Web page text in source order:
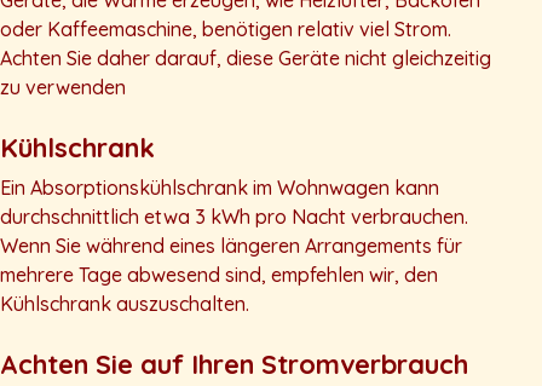
oder Kaffeemaschine, benötigen relativ viel Strom.
Achten Sie daher darauf, diese Geräte nicht gleichzeitig
zu verwenden
Kühlschrank
Ein Absorptionskühlschrank im Wohnwagen kann
durchschnittlich etwa 3 kWh pro Nacht verbrauchen.
Wenn Sie während eines längeren Arrangements für
mehrere Tage abwesend sind, empfehlen wir, den
Kühlschrank auszuschalten.
Achten Sie auf Ihren Stromverbrauch